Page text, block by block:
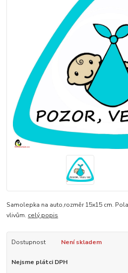
Samolepka na auto,rozměr 15x15 cm.
vlivům. celý popis
Dostupnost Není skladem
Nejsme plátci DPH